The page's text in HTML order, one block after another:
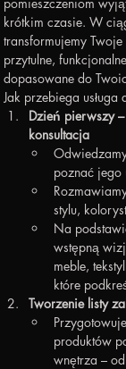
krótkim czasie. W
transformujemy
przytulne,
dopasowane do
Jak przebiega
Dzień pierwszy
konsultacja
poznać jego
stylu,
Na
wstępną
meble,
które
Tworzenie listy
produktów
wnętrza –